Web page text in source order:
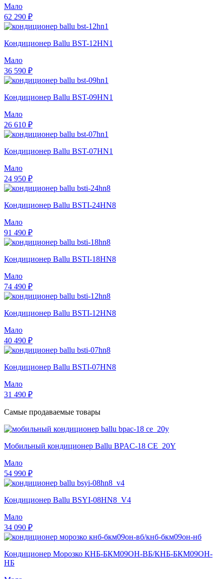
Мало
62 290 ₽
Кондиционер Ballu BST-12HN1
Мало
36 590 ₽
Кондиционер Ballu BST-09HN1
Мало
26 610 ₽
Кондиционер Ballu BST-07HN1
Мало
24 950 ₽
Кондиционер Ballu BSTI-24HN8
Мало
91 490 ₽
Кондиционер Ballu BSTI-18HN8
Мало
74 490 ₽
Кондиционер Ballu BSTI-12HN8
Мало
40 490 ₽
Кондиционер Ballu BSTI-07HN8
Мало
31 490 ₽
Самые продаваемые товары
Мобильный кондиционер Ballu BPAC-18 CE_20Y
Мало
54 990 ₽
Кондиционер Ballu BSYI-08HN8_V4
Мало
34 090 ₽
Кондиционер Морозко КНБ-БКМ09ОН-ВБ/КНБ-БКМ09ОН-
НБ